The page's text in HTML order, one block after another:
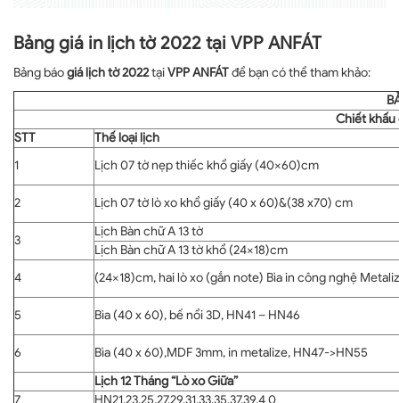
Bảng giá in lịch tờ 2022 tại VPP ANFÁT
Bảng báogiá lịch tờ 2022tạiVPP ANFÁTđể bạn có thể tham khảo:
Chiết khấu
STT
Thế loại lịch
1
Lịch 07 tờ nẹp thiếc khổ giấy (40×60)cm
2 Lịch 07 tờ lò xo khổ giấy (40 x 60)&(38 x70) cm
3
Lịch Bàn chữ A 13 tờ
Lịch Bàn chữ A 13 tờ khổ (24×18)cm
4
(24×18)cm, hai lò xo (gắn note) Bìa in công nghệ
5 Bìa (40 x 60), bế nổi 3D, HN41 – HN46
6
Bìa (40 x 60),MDF 3mm, in metalize, HN47->HN55
Lịch 12 Tháng “Lò xo Giữa”
7
HN21,23,25,27,29,31,33,35,37,39,4 0